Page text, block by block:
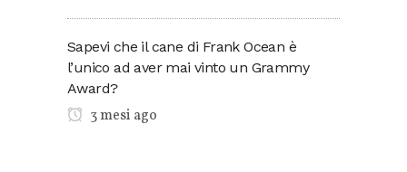
Sapevi che il cane di Frank Ocean è
l’unico ad aver mai vinto un Grammy
Award?
3 mesi ago